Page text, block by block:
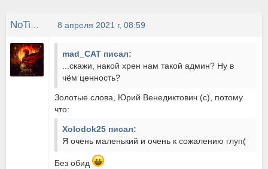
8 апреля 2021 г, 08:59
mad_CAT писал:
...скажи, накой хрен нам такой админ? Ну в
чём ценность?
Золотые слова, Юрий Венедиктович (с), потому
что:
Xolodok25 писал:
Я очень маленький и очень к сожалению глуп(
Без обид